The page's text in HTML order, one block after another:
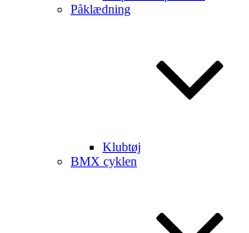
Påklædning
Klubtøj
BMX cyklen